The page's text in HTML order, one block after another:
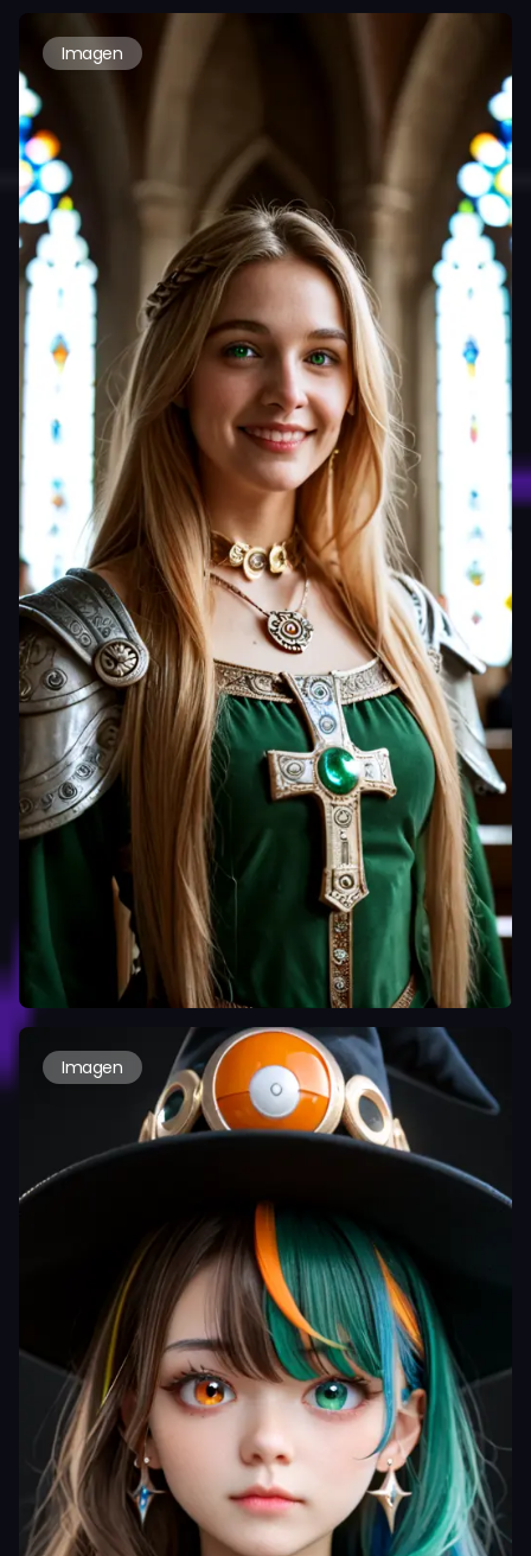
Imagen
Imagen